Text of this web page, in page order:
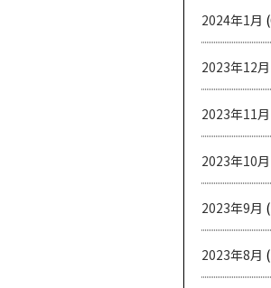
2024年1月
2023年12月
2023年11月
2023年10月
2023年9月
2023年8月